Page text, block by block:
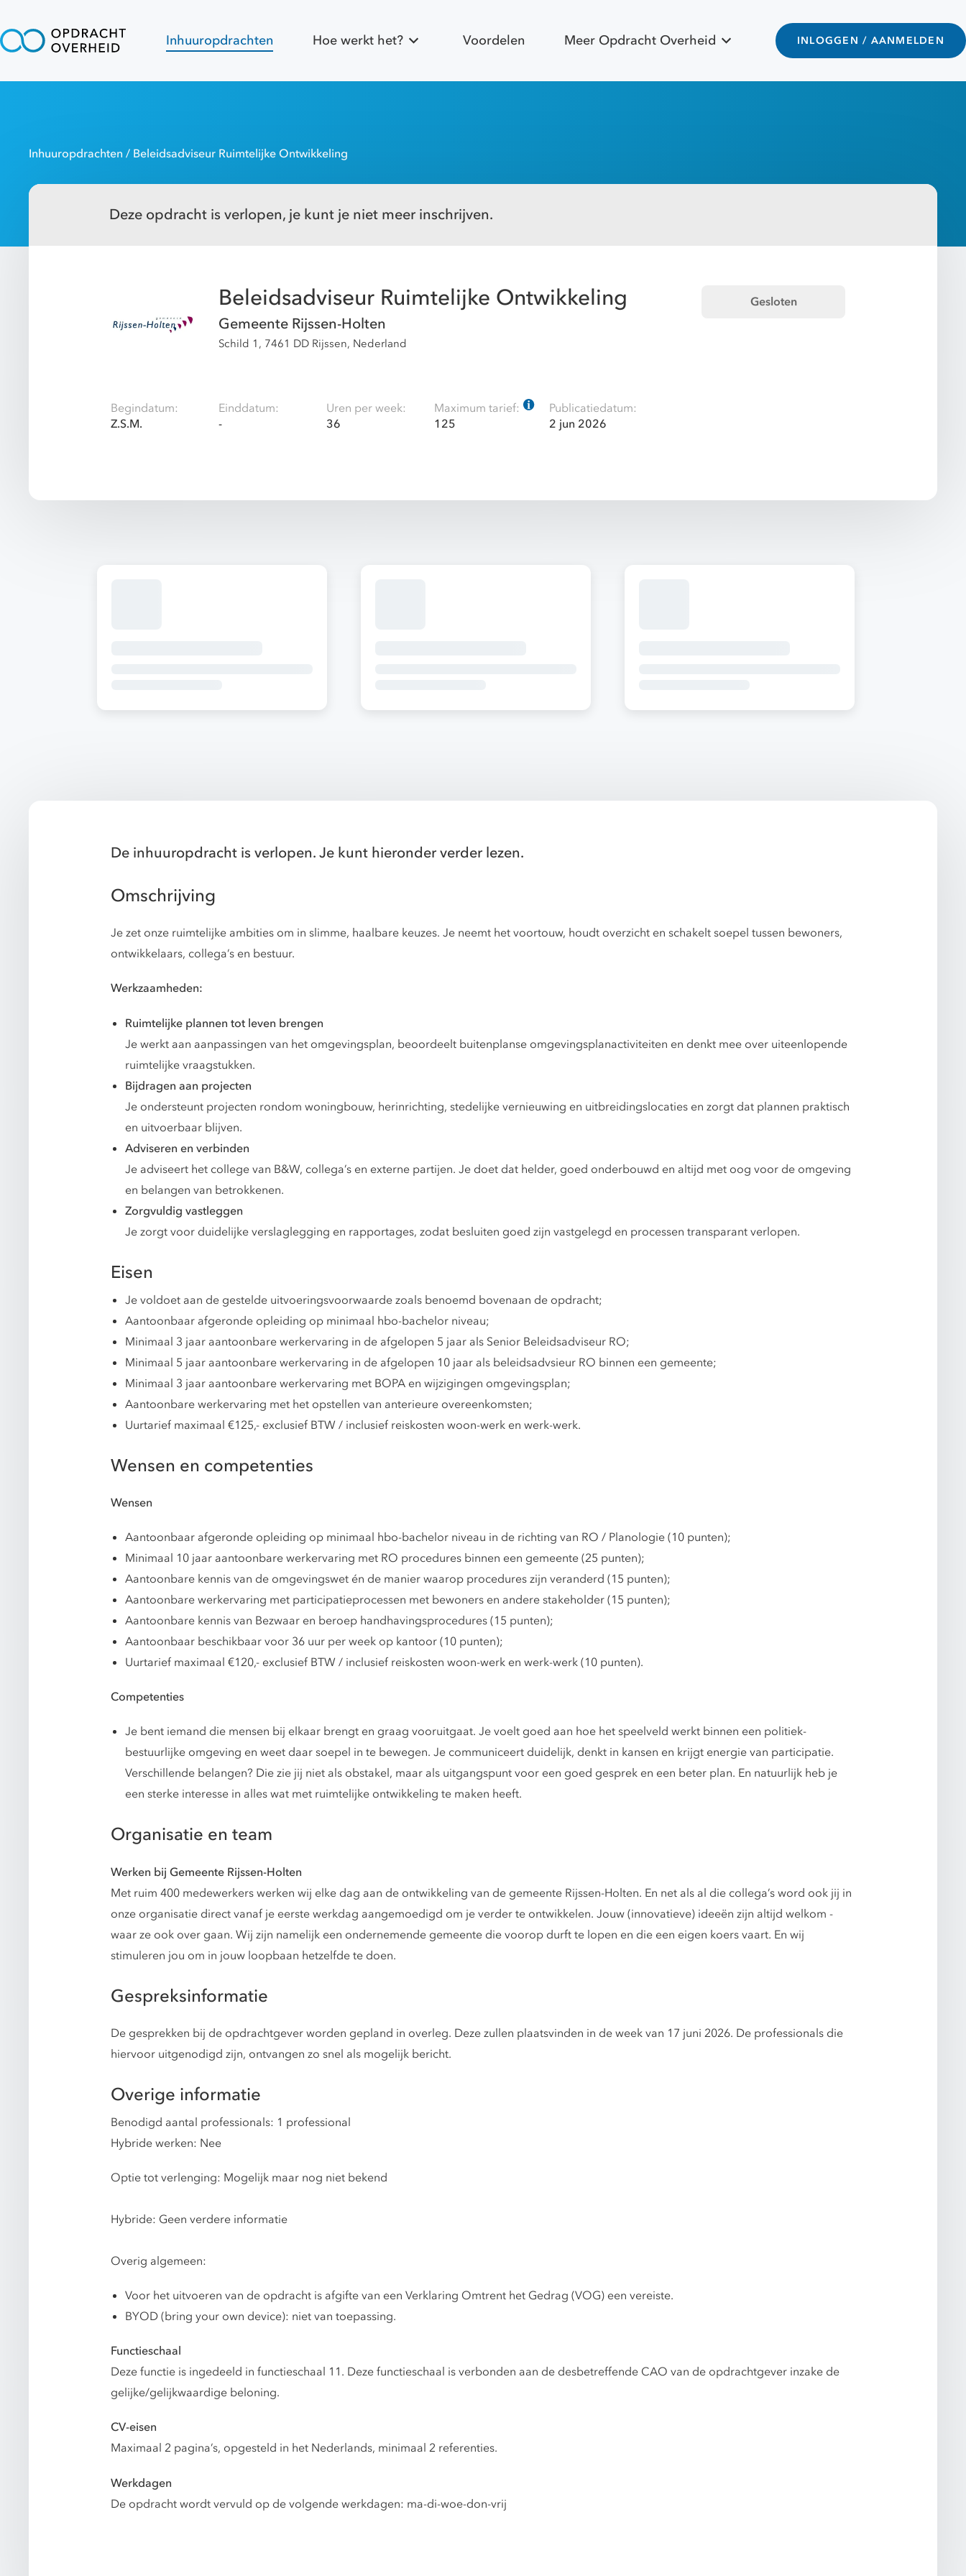
Inhuuropdrachten Hoe werkt het? Voordelen Meer Opdracht Overheid INLOGGEN / AANMELDEN
Inhuuropdrachten / Beleidsadviseur Ruimtelijke Ontwikkeling
Deze opdracht is verlopen, je kunt je niet meer inschrijven.
Beleidsadviseur Ruimtelijke Ontwikkeling
Gemeente Rijssen-Holten
Schild 1, 7461 DD Rijssen, Nederland
Gesloten
Begindatum:
Z.S.M.
Einddatum:
-
Uren per week:
36
Maximum tarief:
125
Publicatiedatum:
2 jun 2026
De inhuuropdracht is verlopen. Je kunt hieronder verder lezen.
Omschrijving
Je zet onze ruimtelijke ambities om in slimme, haalbare keuzes. Je neemt het voortouw, houdt overzicht en schakelt soepel tussen bewoners,
ontwikkelaars, collega’s en bestuur.
Werkzaamheden:
Ruimtelijke plannen tot leven brengen
Je werkt aan aanpassingen van het omgevingsplan, beoordeelt buitenplanse omgevingsplanactiviteiten en denkt mee over uiteenlopende
ruimtelijke vraagstukken.
Bijdragen aan projecten
Je ondersteunt projecten rondom woningbouw, herinrichting, stedelijke vernieuwing en uitbreidingslocaties en zorgt dat plannen praktisch
en uitvoerbaar blijven.
Adviseren en verbinden
Je adviseert het college van B&W, collega’s en externe partijen. Je doet dat helder, goed onderbouwd en altijd met oog voor de omgeving
en belangen van betrokkenen.
Zorgvuldig vastleggen
Je zorgt voor duidelijke verslaglegging en rapportages, zodat besluiten goed zijn vastgelegd en processen transparant verlopen.
Eisen
Je voldoet aan de gestelde uitvoeringsvoorwaarde zoals benoemd bovenaan de opdracht;
Aantoonbaar afgeronde opleiding op minimaal hbo-bachelor niveau;
Minimaal 3 jaar aantoonbare werkervaring in de afgelopen 5 jaar als Senior Beleidsadviseur RO;
Minimaal 5 jaar aantoonbare werkervaring in de afgelopen 10 jaar als beleidsadvsieur RO binnen een gemeente;
Minimaal 3 jaar aantoonbare werkervaring met BOPA en wijzigingen omgevingsplan;
Aantoonbare werkervaring met het opstellen van anterieure overeenkomsten;
Uurtarief maximaal €125,- exclusief BTW / inclusief reiskosten woon-werk en werk-werk.
Wensen en competenties
Wensen
Aantoonbaar afgeronde opleiding op minimaal hbo-bachelor niveau in de richting van RO / Planologie (10 punten);
Minimaal 10 jaar aantoonbare werkervaring met RO procedures binnen een gemeente (25 punten);
Aantoonbare kennis van de omgevingswet én de manier waarop procedures zijn veranderd (15 punten);
Aantoonbare werkervaring met participatieprocessen met bewoners en andere stakeholder (15 punten);
Aantoonbare kennis van Bezwaar en beroep handhavingsprocedures (15 punten);
Aantoonbaar beschikbaar voor 36 uur per week op kantoor (10 punten);
Uurtarief maximaal €120,- exclusief BTW / inclusief reiskosten woon-werk en werk-werk (10 punten).
Competenties
Je bent iemand die mensen bij elkaar brengt en graag vooruitgaat. Je voelt goed aan hoe het speelveld werkt binnen een politiek-
bestuurlijke omgeving en weet daar soepel in te bewegen. Je communiceert duidelijk, denkt in kansen en krijgt energie van participatie.
Verschillende belangen? Die zie jij niet als obstakel, maar als uitgangspunt voor een goed gesprek en een beter plan. En natuurlijk heb je
een sterke interesse in alles wat met ruimtelijke ontwikkeling te maken heeft.
Organisatie en team
Werken bij Gemeente Rijssen-Holten
Met ruim 400 medewerkers werken wij elke dag aan de ontwikkeling van de gemeente Rijssen-Holten. En net als al die collega’s word ook jij in
onze organisatie direct vanaf je eerste werkdag aangemoedigd om je verder te ontwikkelen. Jouw (innovatieve) ideeën zijn altijd welkom -
waar ze ook over gaan. Wij zijn namelijk een ondernemende gemeente die voorop durft te lopen en die een eigen koers vaart. En wij
stimuleren jou om in jouw loopbaan hetzelfde te doen.
Gespreksinformatie
De gesprekken bij de opdrachtgever worden gepland in overleg. Deze zullen plaatsvinden in de week van 17 juni 2026. De professionals die
hiervoor uitgenodigd zijn, ontvangen zo snel als mogelijk bericht.
Overige informatie
Benodigd aantal professionals: 1 professional
Hybride werken: Nee
Optie tot verlenging: Mogelijk maar nog niet bekend
Hybride: Geen verdere informatie
Overig algemeen:
Voor het uitvoeren van de opdracht is afgifte van een Verklaring Omtrent het Gedrag (VOG) een vereiste.
BYOD (bring your own device): niet van toepassing.
Functieschaal
Deze functie is ingedeeld in functieschaal 11. Deze functieschaal is verbonden aan de desbetreffende CAO van de opdrachtgever inzake de
gelijke/gelijkwaardige beloning.
CV-eisen
Maximaal 2 pagina’s, opgesteld in het Nederlands, minimaal 2 referenties.
Werkdagen
De opdracht wordt vervuld op de volgende werkdagen: ma-di-woe-don-vrij